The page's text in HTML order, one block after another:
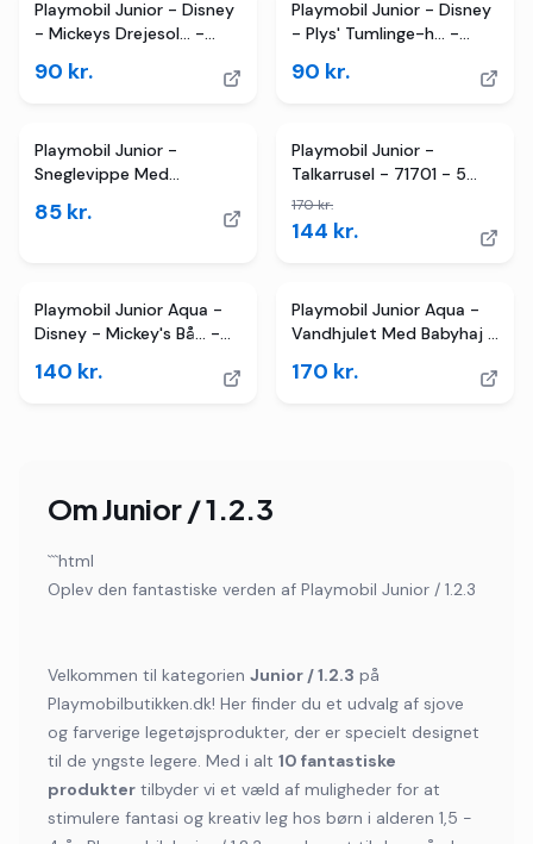
Playmobil Junior - Disney
- Mickeys Drejesol... -
90 kr.
Playmobil Junior - Disney
- Plys' Tumlinge-h... -
90 kr.
Playmobil Junior -
Sneglevippe Med
Dele
85 kr.
2butikker
Playmobil Junior -
Talkarrusel - 71701 - 5
Dele
170kr.
144 kr.
Playmobil Junior Aqua -
Disney - Mickey's Bå... -
140 kr.
Playmobil Junior Aqua -
Vandhjulet Med Babyhaj -
170 kr.
OmJunior / 1.2.3
```html
Oplev den fantastiske verden af Playmobil Junior / 1.2.3
Velkommen til kategorien Junior / 1.2.3 på
Playmobilbutikken.dk! Her finder du et udvalg af sjove
og farverige legetøjsprodukter, der er specielt designet
til de yngste legere. Med i alt 10 fantastiske
produkter tilbyder vi et væld af muligheder for at
stimulere fantasi og kreativ leg hos børn i alderen 1,5 -